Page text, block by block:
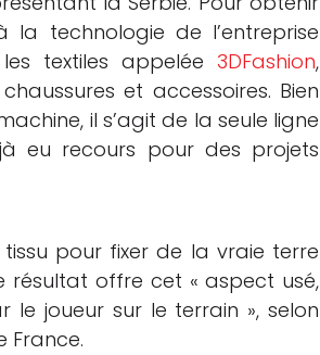
technologie de l’entreprise
textiles appelée 3DFashion,
et accessoires. Bien
il s’agit de la seule ligne
eu recours pour des projets
pour fixer de la vraie terre
résultat offre cet « aspect usé,
le joueur sur le terrain », selon
France.